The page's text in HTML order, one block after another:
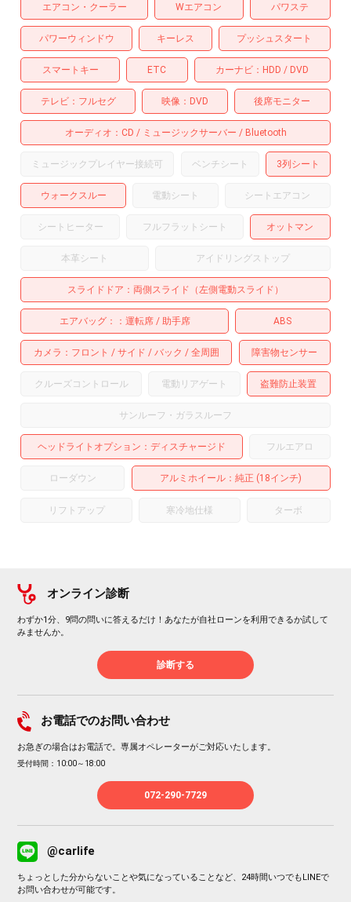
エアコン・クーラー Wエアコン パワステ
パワーウィンドウ キーレス プッシュスタート
スマートキー ETC カーナビ HDD DVD
テレビ フルセグ 映像 DVD 後席モニター
オーディオ CD ミュージックサーバー Bluetooth
ミュージックプレイヤー接続可 ベンチシート 3列シート
ウォークスルー 電動シート シートエアコン
シートヒーター フルフラットシート オットマン
本革シート アイドリングストップ
スライドドア 両側スライド（左側電動スライド）
エアバッグ： 運転席 助手席 ABS
カメラ フロント サイド バック 全周囲 障害物センサー
クルーズコントロール 電動リアゲート 盗難防止装置
サンルーフ・ガラスルーフ
ヘッドライトオプション ディスチャージド フルエアロ
ローダウン アルミホイール ：純正 (18インチ)
リフトアップ 寒冷地仕様 ターボ
オンライン診断
わずか1分、9問の問いに答えるだけ！あなたが自社ローンを利用できるか試して
みませんか。
診断する
お電話でのお問い合わせ
お急ぎの場合はお電話で。専属オペレーターがご対応いたします。
受付時間：10:00～18:00
072-290-7729
@carlife
ちょっとした分からないことや気になっていることなど、24時間いつでもLINEで
お問い合わせが可能です。